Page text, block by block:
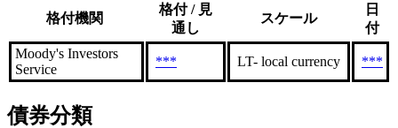
格付機関
格付 / 見
通し
スケール
日
付
Moody's Investors
Service
*** LT- local currency ***
債券分類